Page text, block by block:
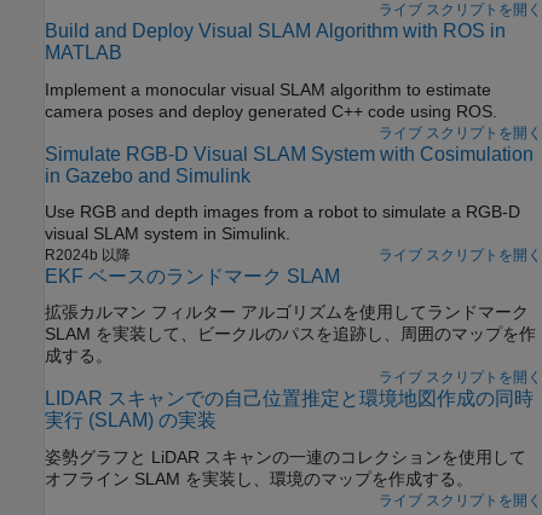
ライブ スクリプトを開く
Build and Deploy Visual SLAM Algorithm with ROS in
MATLAB
Implement a monocular visual SLAM algorithm to estimate
camera poses and deploy generated C++ code using ROS.
ライブ スクリプトを開く
Simulate RGB-D Visual SLAM System with Cosimulation
in Gazebo and Simulink
Use RGB and depth images from a robot to simulate a RGB-D
visual SLAM system in Simulink.
R2024b 以降 ライブ スクリプトを開く
EKF ベースのランドマーク SLAM
拡張カルマン フィルター アルゴリズムを使用してランドマーク
SLAM を実装して、ビークルのパスを追跡し、周囲のマップを作
成する。
ライブ スクリプトを開く
LIDAR スキャンでの自己位置推定と環境地図作成の同時
実行 (SLAM) の実装
姿勢グラフと LiDAR スキャンの一連のコレクションを使用して
オフライン SLAM を実装し、環境のマップを作成する。
ライブ スクリプトを開く